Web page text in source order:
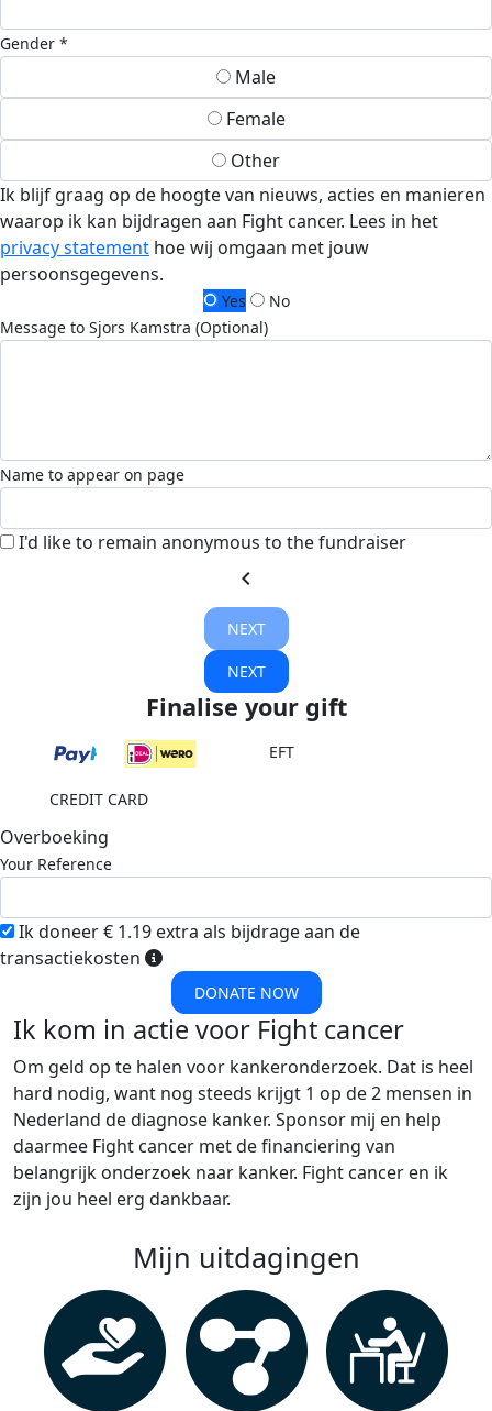
Gender *
Male
Female
Other
Ik blijf graag op de hoogte van nieuws, acties en manieren
waarop ik kan bijdragen aan Fight cancer. Lees in het
privacy statement hoe wij omgaan met jouw
persoonsgegevens.
Yes
No
Message to Sjors Kamstra (Optional)
Name to appear on page
I'd like to remain anonymous to the fundraiser
chevron_left
NEXT
NEXT
Finalise your gift
EFT
CREDIT CARD
Overboeking
Your Reference
Ik doneer € 1.19 extra als bijdrage aan de
transactiekosten
DONATE NOW
Ik kom in actie voor Fight cancer
Om geld op te halen voor kankeronderzoek. Dat is heel
hard nodig, want nog steeds krijgt 1 op de 2 mensen in
Nederland de diagnose kanker. Sponsor mij en help
daarmee Fight cancer met de financiering van
belangrijk onderzoek naar kanker. Fight cancer en ik
zijn jou heel erg dankbaar.
Mijn uitdagingen